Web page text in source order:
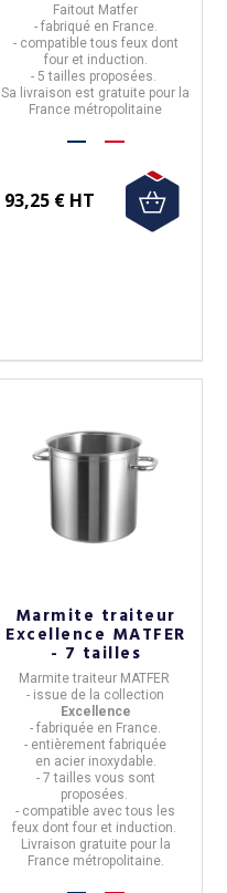
Faitout Matfer
- fabriqué en France.
- compatible tous feux dont
four et induction.
- 5 tailles proposées.
Sa livraison est gratuite pour la
France métropolitaine
93,25 € HT
Marmite traiteur
Excellence MATFER
- 7 tailles
Marmite traiteur MATFER
- issue de la collection
Excellence
- fabriquée en France
- entièrement fabriquée
en acier inoxydable.
- 7 tailles vous sont
proposées.
- compatible avec tous les
feux dont four et induction.
Livraison gratuite pour la
France métropolitaine.